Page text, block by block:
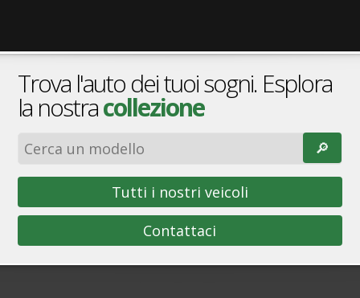
Trova l'auto dei tuoi sogni. Esplora
la nostracollezione
🔎︎
Tutti i nostri veicoli
Contattaci